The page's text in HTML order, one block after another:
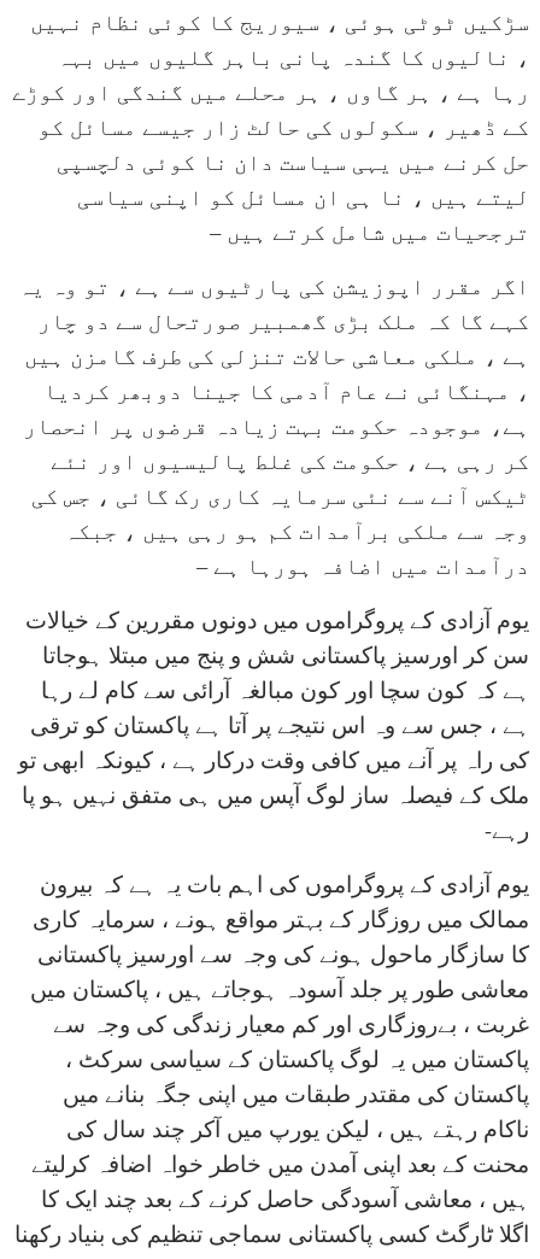
سڑکیں ٹوٹی ہوئی ، سیوریج کا کوئی نظام نہیں
، نالیوں کا گندہ پانی باہر گلیوں میں بہہ
رہا ہے ، ہر گاوں ، ہر محلے میں گندگی اور کوڑے
کے ڈھیر ، سکولوں کی حالٹ زار جیسے مسائل کو
حل کرنے میں یہی سیاست دان نا کوئی دلچسپی
لیتے ہیں ، نا ہی ان مسائل کو اپنی سیاسی
ترجحیات میں شامل کرتے ہیں –
اگر مقرر اپوزیشن کی پارٹیوں سے ہے ، تو وہ یہ
کہے گا کہ ملک بڑی گھمبیر صورتحال سے دو چار
ہے ، ملکی معاشی حالات تنزلی کی طرف گامزن ہیں
، مہنگائی نے عام آدمی کا جینا دوبھر کردیا
ہے، موجودہ حکومت بہت زیادہ قرضوں پر انحصار
کر رہی ہے ، حکومت کی غلط پالیسیوں اور نئے
ٹیکس آنے سے نئی سرمایہ کاری رک گائی ، جس کی
وجہ سے ملکی برآمدات کم ہو رہی ہیں ، جبکہ
درآمدات میں اضافہ ہورہا ہے –
یوم آزادی کے پروگراموں میں دونوں مقررین کے خیالات
سن کر اورسیز پاکستانی شش و پنج میں مبتلا ہوجاتا
ہے کہ کون سچا اور کون مبالغہ آرائی سے کام لے رہا
ہے ، جس سے وہ اس نتیجے پر آتا ہے پاکستان کو ترقی
کی راہ پر آنے میں کافی وقت درکار ہے ، کیونکہ ابھی تو
ملک کے فیصلہ ساز لوگ آپس میں ہی متفق نہیں ہو پا
رہے-
یوم آزادی کے پروگراموں کی اہم بات یہ ہے کہ بیرون
ممالک میں روزگار کے بہتر مواقع ہونے ، سرمایہ کاری
کا سازگار ماحول ہونے کی وجہ سے اورسیز پاکستانی
معاشی طور پر جلد آسودہ ہوجاتے ہیں ، پاکستان میں
غربت ، بےروزگاری اور کم معیار زندگی کی وجہ سے
پاکستان میں یہ لوگ پاکستان کے سیاسی سرکٹ ،
پاکستان کی مقتدر طبقات میں اپنی جگہ بنانے میں
ناکام رہتے ہیں ، لیکن یورپ میں آکر چند سال کی
محنت کے بعد اپنی آمدن میں خاطر خواہ اضافہ کرلیتے
ہیں ، معاشی آسودگی حاصل کرنے کے بعد چند ایک کا
اگلا ٹارگٹ کسی پاکستانی سماجی تنظیم کی بنیاد رکھنا